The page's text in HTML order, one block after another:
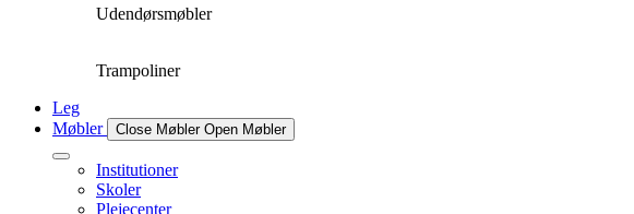
Udendørsmøbler
Trampoliner
Leg
Møbler
Close Møbler Open Møbler
Institutioner
Skoler
Plejecenter